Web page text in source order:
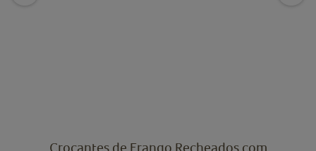
Crocantes de Frango Recheados com